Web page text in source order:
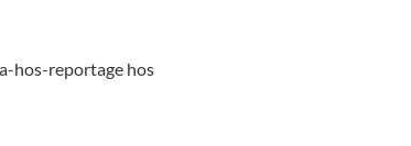
hos-reportage hos